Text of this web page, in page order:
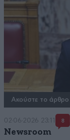
Ακούστε το άρθρο
02·06·2026 23:11 8
Newsroom